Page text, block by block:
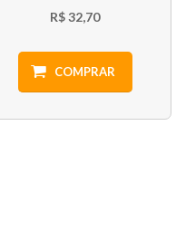
R$ 32,70
COMPRAR